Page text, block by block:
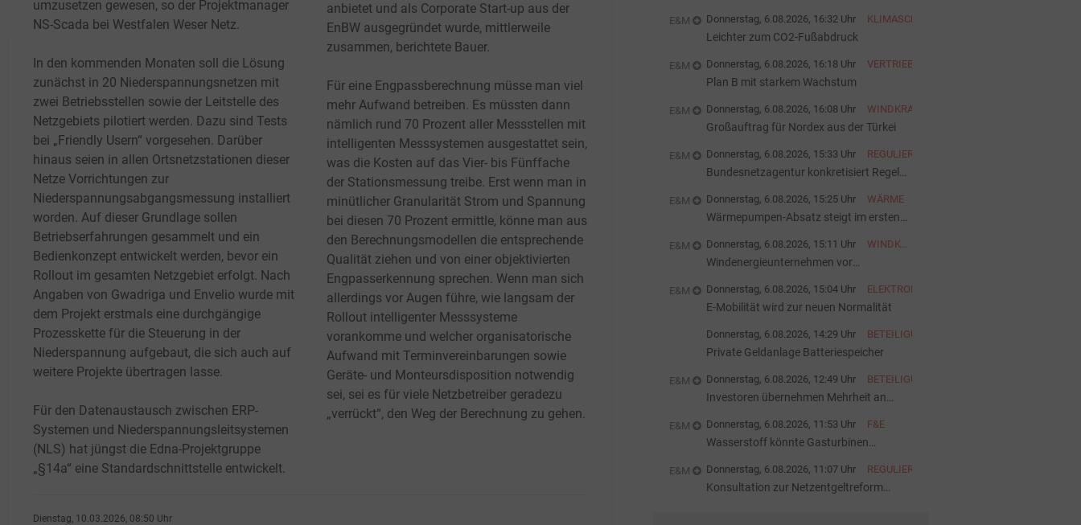
umzusetzen gewesen, so der Projektmanager
NS-Scada bei Westfalen Weser Netz.
In den kommenden Monaten soll die Lösung
zunächst in 20 Niederspannungsnetzen mit
zwei Betriebsstellen sowie der Leitstelle des
Netzgebiets pilotiert werden. Dazu sind Tests
bei „Friendly Usern“ vorgesehen. Darüber
hinaus seien in allen Ortsnetzstationen dieser
Netze Vorrichtungen zur
Niederspannungsabgangsmessung installiert
worden. Auf dieser Grundlage sollen
Betriebserfahrungen gesammelt und ein
Bedienkonzept entwickelt werden, bevor ein
Rollout im gesamten Netzgebiet erfolgt. Nach
Angaben von Gwadriga und Envelio wurde mit
dem Projekt erstmals eine durchgängige
Prozesskette für die Steuerung in der
Niederspannung aufgebaut, die sich auch auf
weitere Projekte übertragen lasse.
Für den Datenaustausch zwischen ERP-
Systemen und Niederspannungsleitsystemen
(NLS) hat jüngst die Edna-Projektgruppe
„§14a“ eine Standardschnittstelle entwickelt.
anbietet und als Corporate Start-up aus der
EnBW ausgegründet wurde, mittlerweile
zusammen, berichtete Bauer.
Für eine Engpassberechnung müsse man viel
mehr Aufwand betreiben. Es müssten dann
nämlich rund 70 Prozent aller Messstellen mit
intelligenten Messsystemen ausgestattet sein,
was die Kosten auf das Vier- bis Fünffache
der Stationsmessung treibe. Erst wenn man in
minütlicher Granularität Strom und Spannung
bei diesen 70 Prozent ermittle, könne man aus
den Berechnungsmodellen die entsprechende
Qualität ziehen und von einer objektivierten
Engpasserkennung sprechen. Wenn man sich
allerdings vor Augen führe, wie langsam der
Rollout intelligenter Messsysteme
vorankomme und welcher organisatorische
Aufwand mit Terminvereinbarungen sowie
Geräte- und Monteursdisposition notwendig
sei, sei es für viele Netzbetreiber geradezu
„verrückt“, den Weg der Berechnung zu gehen.
Dienstag, 10.03.2026, 08:50 Uhr
E&M Donnerstag, 6.08.2026, 16:32 Uhr KLIMASCHUTZ
Leichter zum CO2-Fußabdruck
E&M Donnerstag, 6.08.2026, 16:18 Uhr VERTRIEB
Plan B mit starkem Wachstum
E&M Donnerstag, 6.08.2026, 16:08 Uhr WINDKRAFT
Großauftrag für Nordex aus der Türkei
E&M Donnerstag, 6.08.2026, 15:33 Uhr REGULIERUNG
Bundesnetzagentur konkretisiert Regeln
E&M Donnerstag, 6.08.2026, 15:25 Uhr WÄRME
Wärmepumpen-Absatz steigt im ersten
E&M Donnerstag, 6.08.2026, 15:11 Uhr
WINDKRAFT
Windenergieunternehmen vor
E&M Donnerstag, 6.08.2026, 15:04 Uhr ELEKTROFAHRZEUGE
E-Mobilität wird zur neuen Normalität
Donnerstag, 6.08.2026, 14:29 Uhr BETEILIGUNG
Private Geldanlage Batteriespeicher
E&M Donnerstag, 6.08.2026, 12:49 Uhr BETEILIGUNG
Investoren übernehmen Mehrheit an
E&M Donnerstag, 6.08.2026, 11:53 Uhr F&E
Wasserstoff könnte Gasturbinen
E&M Donnerstag, 6.08.2026, 11:07 Uhr REGULIERUNG
Konsultation zur Netzentgeltreform